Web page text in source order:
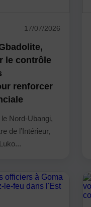
17/07/2026
le contrôle
renforcer
Nord-Ubangi,
de l’Intérieur,